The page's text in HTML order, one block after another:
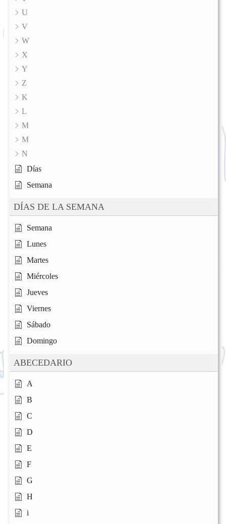
U
V
W
X
Y
Z
K
L
M
M
N
Días
Semana
DÍAS DE LA SEMANA
Semana
Lunes
Martes
Miércoles
Jueves
Viernes
Sábado
Domingo
ABECEDARIO
A
B
C
D
E
F
G
H
i